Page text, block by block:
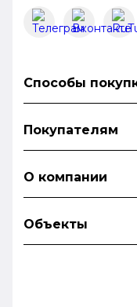
Способы
Покупателям
О компании
Объекты